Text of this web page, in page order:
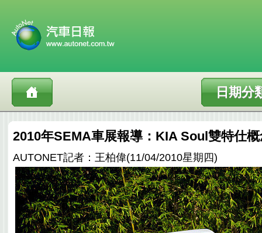
日期分
2010年SEMA車展報導：KIA Soul雙特仕
AUTONET記者：王柏偉(11/04/2010星期四)